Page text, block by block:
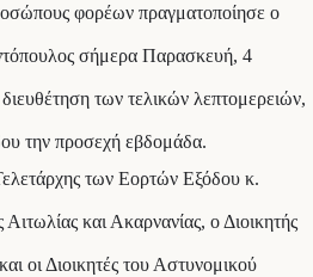
φορέων πραγματοποίησε ο
σήμερα Παρασκευή, 4
των τελικών λεπτομερειών,
την προσεχή εβδομάδα.
των Εορτών Εξόδου κ.
και Ακαρνανίας, ο Διοικητής
οι Διοικητές του Αστυνομικού